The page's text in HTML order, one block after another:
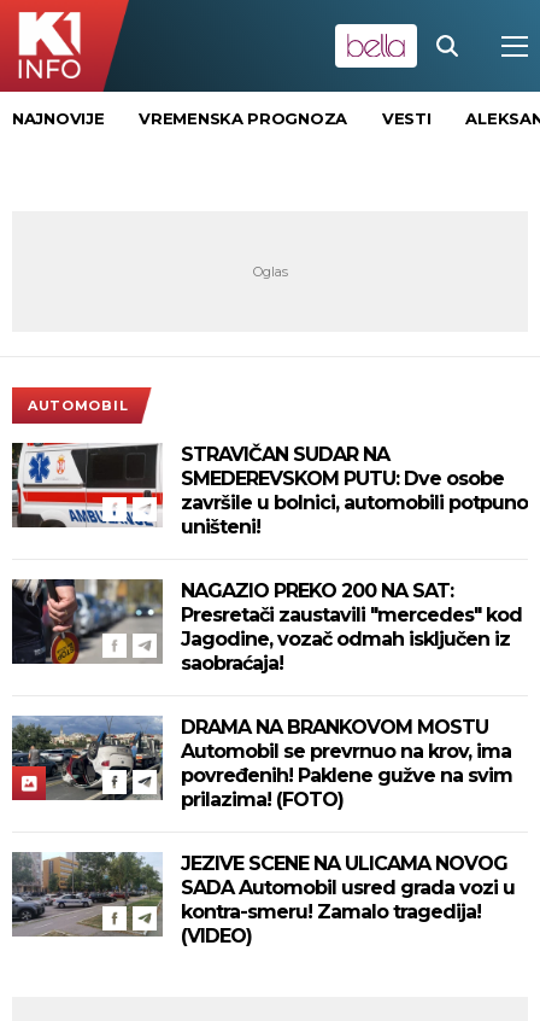
NAJNOVIJE VREMENSKA PROGNOZA VESTI
AUTOMOBIL
STRAVIČAN SUDAR NA
SMEDEREVSKOM PUTU: Dve osobe
završile u bolnici, automobili potpuno
uništeni!
NAGAZIO PREKO 200 NA SAT:
Presretači zaustavili "mercedes" kod
Jagodine, vozač odmah isključen iz
saobraćaja!
DRAMA NA BRANKOVOM MOSTU
Automobil se prevrnuo na krov, ima
povređenih! Paklene gužve na svim
prilazima! (FOTO)
JEZIVE SCENE NA ULICAMA NOVOG
SADA Automobil usred grada vozi u
kontra-smeru! Zamalo tragedija!
(VIDEO)